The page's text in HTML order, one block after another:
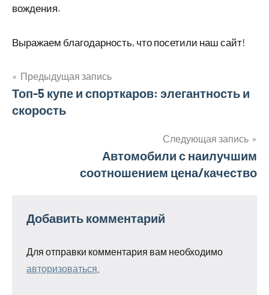
вождения.
Выражаем благодарность, что посетили наш сайт!
Навигация
по
Предыдущая запись
Топ-5 купе и спорткаров: элегантность и
скорость
Следующая запись
Автомобили с наилучшим
соотношением цена/качество
Добавить комментарий
Для отправки комментария вам необходимо
авторизоваться